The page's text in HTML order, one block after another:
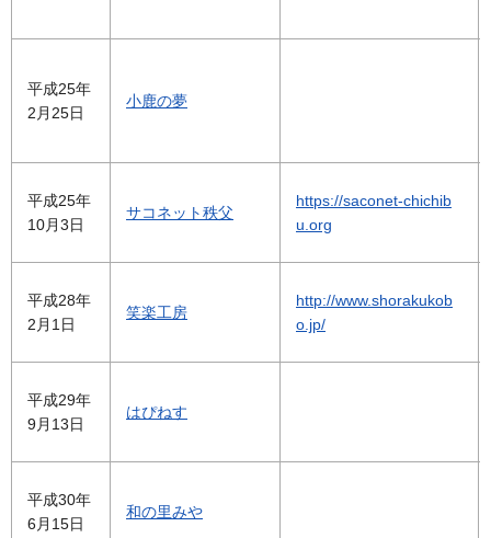
平成25年
2月25日
小鹿の夢
平成25年
10月3日
サコネット秩父
https://saconet-chichib
u.org
平成28年
2月1日
笑楽工房
http://www.shorakukob
o.jp/
平成29年
9月13日
はぴねす
平成30年
6月15日
和の里みや